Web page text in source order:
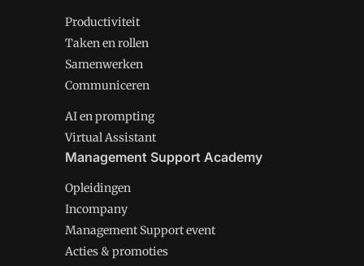
Productiviteit
Taken en rollen
Samenwerken
Communiceren
AI en prompting
Virtual Assistant
Management Support Academy
Opleidingen
Incompany
Management Support event
Acties & promoties